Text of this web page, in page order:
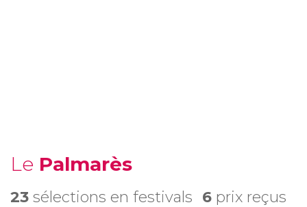
Le Palmarès
23 sélections en festivals 6 prix reçus